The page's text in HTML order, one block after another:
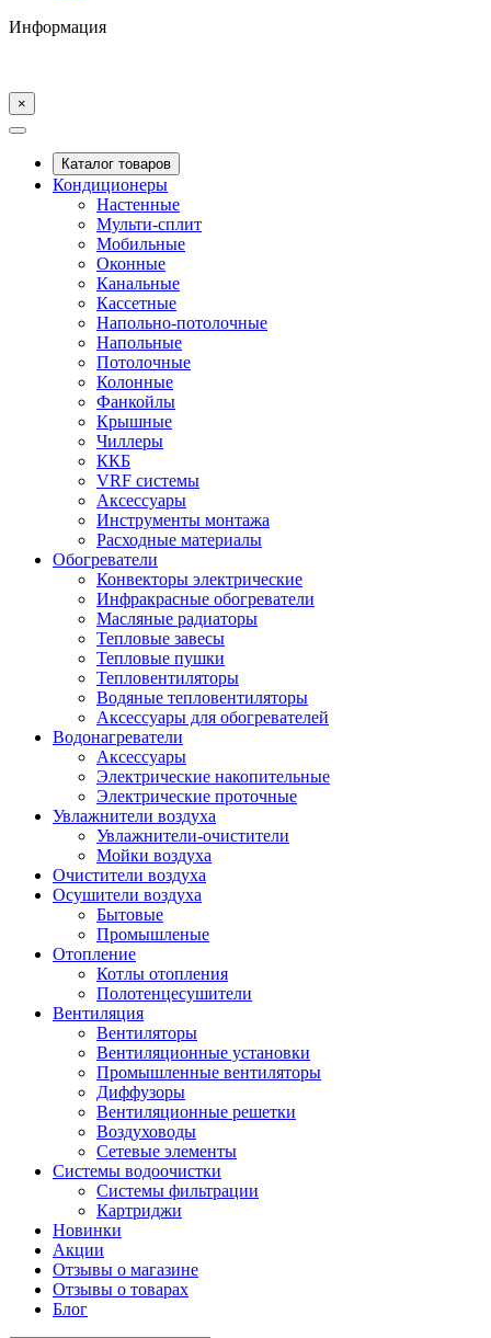
Информация
×
Каталог товаров
Кондиционеры
Настенные
Мульти-сплит
Мобильные
Оконные
Канальные
Кассетные
Напольно-потолочные
Напольные
Потолочные
Колонные
Фанкойлы
Крышные
Чиллеры
ККБ
VRF системы
Аксессуары
Инструменты монтажа
Расходные материалы
Обогреватели
Конвекторы электрические
Инфракрасные обогреватели
Масляные радиаторы
Тепловые завесы
Тепловые пушки
Тепловентиляторы
Водяные тепловентиляторы
Аксессуары для обогревателей
Водонагреватели
Аксессуары
Электрические накопительные
Электрические проточные
Увлажнители воздуха
Увлажнители-очистители
Мойки воздуха
Очистители воздуха
Осушители воздуха
Бытовые
Промышленые
Отопление
Котлы отопления
Полотенцесушители
Вентиляция
Вентиляторы
Вентиляционные установки
Промышленные вентиляторы
Диффузоры
Вентиляционные решетки
Воздуховоды
Сетевые элементы
Системы водоочистки
Системы фильтрации
Картриджи
Новинки
Акции
Отзывы о магазине
Отзывы о товарах
Блог